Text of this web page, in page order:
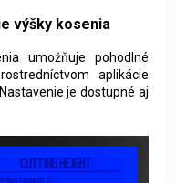
výšky kosenia
umožňuje pohodlné
aplikácie
je dostupné aj